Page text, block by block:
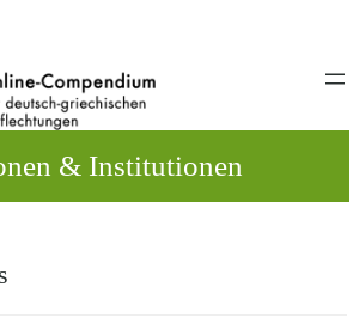
& Institutionen